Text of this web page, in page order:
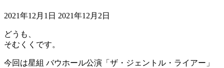
2021年12月1日 2021年12月2日
どうも、
そむくくです。
今回は星組 バウホール公演「ザ・ジェントル・ライアー」